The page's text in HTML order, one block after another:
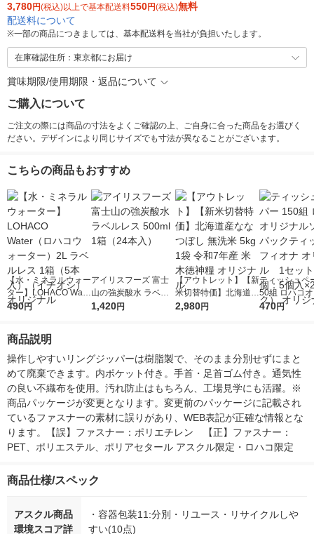
3,780円(税込)以上で基本配送料550円(税込)無料
配送料について
※一部の商品につきましては、基本配送料を当社が負担いたします。
在庫確認住所：東京都にお届け
賞味期限/使用期限・返品について
ご購入について
ご注文の際には商品の寸法をよくご確認の上、ご自身に合った商品をお選びく
ださい。デザインにより同じサイズでも寸法が異なることがございます。
こちらの商品もおすすめ
【水・ミネラルウォー
ター】LOHACO Wate
r（ロハコウォータ
シ） オリジナル
490円
アイリスフーズ 富士
山の強炭酸水 ラベル
レス 500ml 1箱（24
1,420円
【アウトレット】【新
米切替特価】北海道産
ななつぼし 無洗米 5k
2,980円
ティッシュペ
50組 ロハコ
ルソフトパッ
オリジナル
470円
商品説明
操作しやすいリングジッパーは樹脂製で、そのまま分別せずにまと
めて廃棄できます。内ポケット付き。手首・足首ゴム付き。通気性
の良い不織布を使用。汚れ防止はもちろん、工場見学にも活躍。※
商品パッケージが変更となります。変更前のパッケージに記載され
ているファスナーの素材に誤りがあり、WEB表記が正確な情報とな
ります。【誤】ファスナー：ポリエチレン　【正】ファスナー：
PET、ポリエステル、ポリアセタール アスクル限定・ロハコ限定
商品仕様/スペック
アスクル商品
環境スコア詳
・容器包装11:分別・リユース・リサイクルしや
すい(10点)